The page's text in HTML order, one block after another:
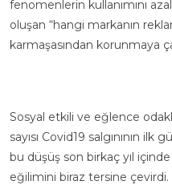
fenomenlerin kullanımını
oluşan “hangi markanın
karmaşasından korunmaya
Sosyal etkili ve eğlence
sayısı Covid19 salgınının
bu düşüş son birkaç yıl
eğilimini biraz tersine çevirdi.